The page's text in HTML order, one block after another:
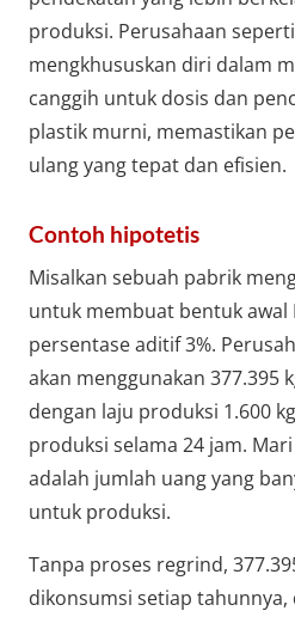
produksi. Perusahaan
mengkhususkan diri dalam
canggih untuk dosis dan
plastik murni, memastikan
ulang yang tepat dan efisien.
Contoh hipotetis
Misalkan sebuah pabrik
untuk membuat bentuk awal
persentase aditif 3%.
akan menggunakan 377.395
dengan laju produksi 1.600
produksi selama 24 jam.
adalah jumlah uang yang
untuk produksi.
Tanpa proses regrind,
dikonsumsi setiap